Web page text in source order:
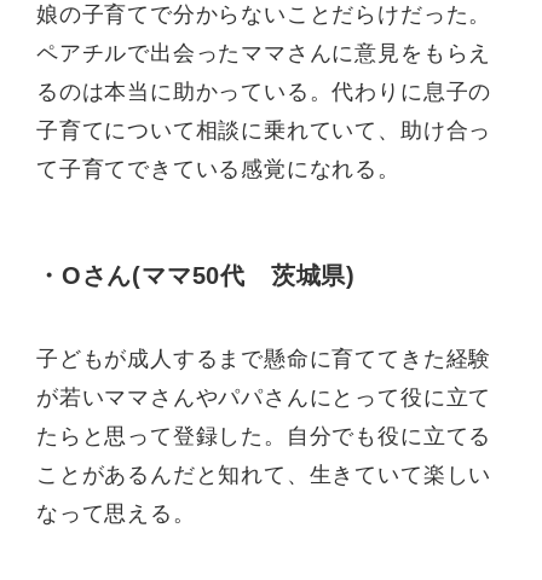
娘の子育てで分からないことだらけだった。
ペアチルで出会ったママさんに意見をもらえ
るのは本当に助かっている。代わりに息子の
子育てについて相談に乗れていて、助け合っ
て子育てできている感覚になれる。
・Oさん(ママ50代 茨城県)
子どもが成人するまで懸命に育ててきた経験
が若いママさんやパパさんにとって役に立て
たらと思って登録した。自分でも役に立てる
ことがあるんだと知れて、生きていて楽しい
なって思える。